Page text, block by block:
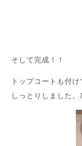
そして完成！！
トップコートも付
しっとりしました。